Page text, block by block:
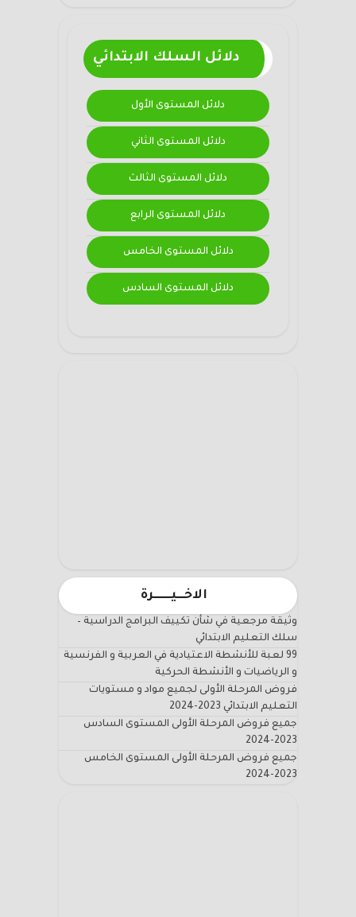
دلائل السلك الابتدائي
دلائل المستوى الأول
دلائل المستوى الثاني
دلائل المستوى الثالث
دلائل المستوى الرابع
دلائل المستوى الخامس
دلائل المستوى السادس
الاخـــيـــــــرة
وثيقة مرجعية في شأن تكييف البرامج الدراسية –
سلك التعليم الابتدائي
99 لعبة للأنشطة الاعتيادية في العربية و الفرنسية
و الرياضيات و الأنشطة الحركية
فروض المرحلة الأولى لجميع مواد و مستويات
التعليم الابتدائي 2023-2024
جميع فروض المرحلة الأولى المستوى السادس
2023-2024
جميع فروض المرحلة الأولى المستوى الخامس
2023-2024